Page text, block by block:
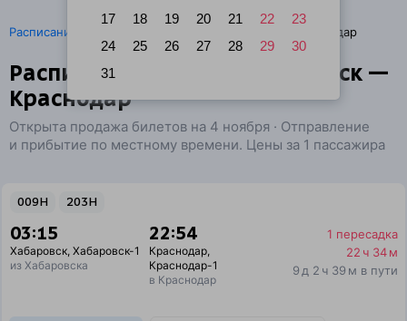
17
18 19 20 21 22
23
24
25 26 27 28 29
30
31
Расписание поездов Ж/д билеты Хабаровск → Краснодар
Расписание поездов Хабаровск —
Краснодар
Открыта продажа билетов на 4 ноября · Отправление
и прибытие по местному времени. Цены за 1 пассажира
009Н 203Н
03:15
Хабаровск, Хабаровск-1
из Хабаровска
22:54
Краснодар,
Краснодар-1
в Краснодар
1 пересадка
22 ч 34 м
9 д 2 ч 39 м в пути